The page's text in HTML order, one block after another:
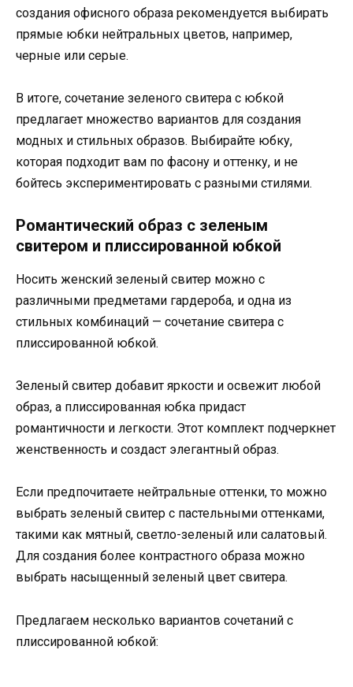
создания офисного образа рекомендуется выбирать
прямые юбки нейтральных цветов, например,
черные или серые.
В итоге, сочетание зеленого свитера с юбкой
предлагает множество вариантов для создания
модных и стильных образов. Выбирайте юбку,
которая подходит вам по фасону и оттенку, и не
бойтесь экспериментировать с разными стилями.
Романтический образ с зеленым
свитером и плиссированной юбкой
Носить женский зеленый свитер можно с
различными предметами гардероба, и одна из
стильных комбинаций — сочетание свитера с
плиссированной юбкой.
Зеленый свитер добавит яркости и освежит любой
образ, а плиссированная юбка придаст
романтичности и легкости. Этот комплект подчеркнет
женственность и создаст элегантный образ.
Если предпочитаете нейтральные оттенки, то можно
выбрать зеленый свитер с пастельными оттенками,
такими как мятный, светло-зеленый или салатовый.
Для создания более контрастного образа можно
выбрать насыщенный зеленый цвет свитера.
Предлагаем несколько вариантов сочетаний с
плиссированной юбкой: